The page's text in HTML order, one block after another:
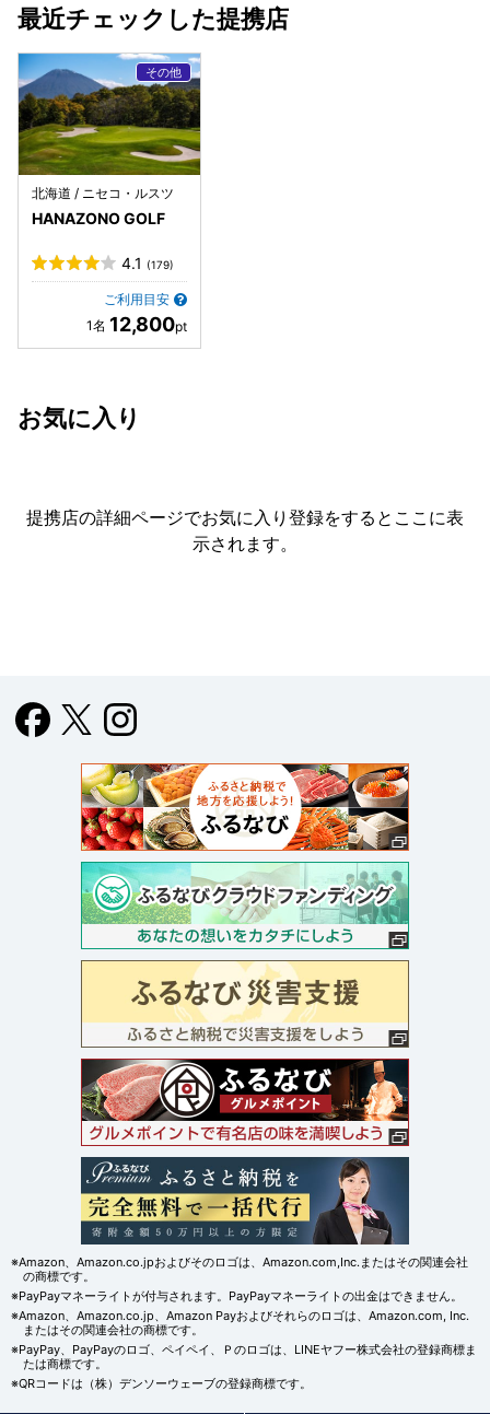
最近チェックした提携店
北海道 / ニセコ・ルスツ
HANAZONO GOLF
4.1 (179)
ご利用目安
12,800
お気に入り
提携店の詳細ページでお気に入り登録をすると ここに表
示されます。
※Amazon、Amazon.co.jpおよびそのロゴは、Amazon.com,Inc.またはその関連会社
の商標です。
※PayPayマネーライトが付与されます。PayPayマネーライトの出金はできません。
※Amazon、Amazon.co.jp、Amazon Payおよびそれらのロゴは、Amazon.com, Inc.
またはその関連会社の商標です。
※PayPay、PayPayのロゴ、ペイペイ、Ｐのロゴは、LINEヤフー株式会社の登録商標ま
たは商標です。
※QRコードは（株）デンソーウェーブの登録商標です。